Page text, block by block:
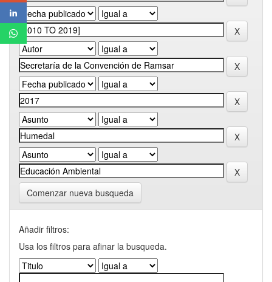
Comenzar nueva busqueda
Añadir filtros:
Usa los filtros para afinar la busqueda.